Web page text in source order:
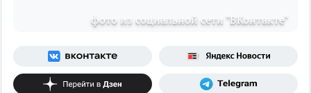
фото из социальной сети "ВКонтакте"